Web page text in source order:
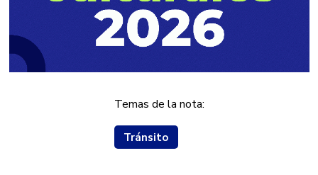
Temas de la nota:
Tránsito